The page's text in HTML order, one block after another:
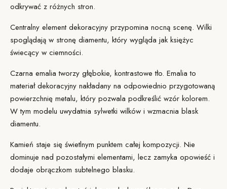
odkrywać z różnych stron.
Centralny element dekoracyjny przypomina nocną scenę. Wilki
spoglądają w stronę diamentu, który wygląda jak księżyc
świecący w ciemności.
Czarna emalia tworzy głębokie, kontrastowe tło. Emalia to
materiał dekoracyjny nakładany na odpowiednio przygotowaną
powierzchnię metalu, który pozwala podkreślić wzór kolorem.
W tym modelu uwydatnia sylwetki wilków i wzmacnia blask
diamentu.
Kamień staje się świetlnym punktem całej kompozycji. Nie
dominuje nad pozostałymi elementami, lecz zamyka opowieść i
dodaje obrączkom subtelnego blasku.